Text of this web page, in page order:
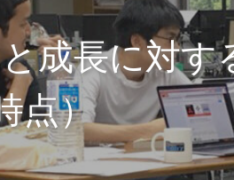
プログラマーの1
成長に対す
点）